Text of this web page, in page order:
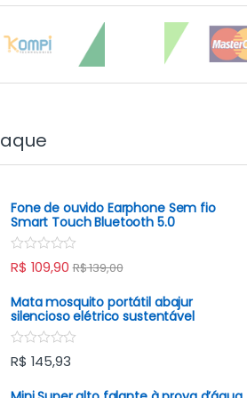
Fone de ouvido Earphone Sem fio
Smart Touch Bluetooth 5.0
R
a
e
d
0
o
t
R$ 109,90 R$139,00
Mata mosquito portátil abajur
silencioso elétrico sustentável
R
a
e
R$ 145,93